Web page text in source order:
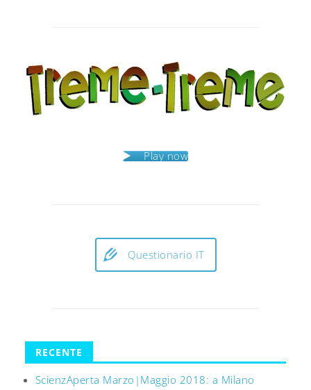
Play now
Questionario IT
RECENTE
ScienzAperta Marzo|Maggio 2018: a Milano